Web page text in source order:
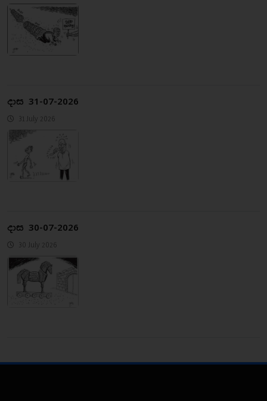
දාස 31-07-2026
31 July 2026
දාස 30-07-2026
30 July 2026